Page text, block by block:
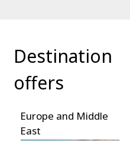
Destination
offers
Europe and Middle
East